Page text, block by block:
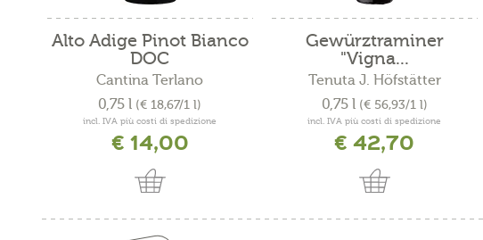
Alto Adige Pinot Bianco
DOC
Cantina Terlano
0,75 l (€ 18,67/1 l)
incl. IVA più costi di spedizione
€ 14,00
Gewürztraminer
"Vigna...
Tenuta J. Höfstätter
0,75 l (€ 56,93/1 l)
incl. IVA più costi di spedizione
€ 42,70